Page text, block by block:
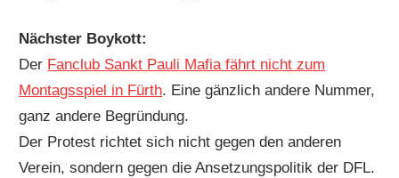
Nächster Boykott:
Der Fanclub Sankt Pauli Mafia fährt nicht zum
Montagsspiel in Fürth. Eine gänzlich andere Nummer,
ganz andere Begründung.
Der Protest richtet sich nicht gegen den anderen
Verein, sondern gegen die Ansetzungspolitik der DFL.